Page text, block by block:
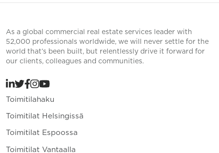
As a global commercial real estate services leader with
52,000 professionals worldwide, we will never settle for the
world that’s been built, but relentlessly drive it forward for
our clients, colleagues and communities.
Toimitilahaku
Toimitilat Helsingissä
Toimitilat Espoossa
Toimitilat Vantaalla